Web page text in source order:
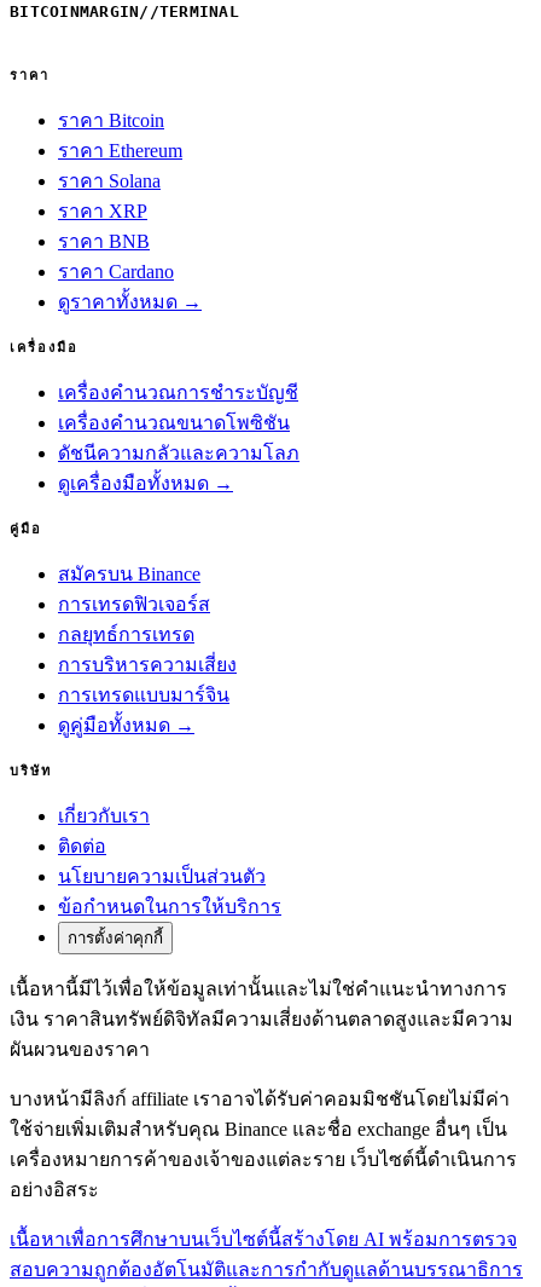
BITCOINMARGIN //TERMINAL
ราคา
ราคา Bitcoin
ราคา Ethereum
ราคา Solana
ราคา XRP
ราคา BNB
ราคา Cardano
ดูราคาทั้งหมด →
เครื่องมือ
เครื่องคำนวณการชำระบัญชี
เครื่องคำนวณขนาดโพซิชัน
ดัชนีความกลัวและความโลภ
ดูเครื่องมือทั้งหมด →
คู่มือ
สมัครบน Binance
การเทรดฟิวเจอร์ส
กลยุทธ์การเทรด
การบริหารความเสี่ยง
การเทรดแบบมาร์จิน
ดูคู่มือทั้งหมด →
บริษัท
เกี่ยวกับเรา
ติดต่อ
นโยบายความเป็นส่วนตัว
ข้อกำหนดในการให้บริการ
การตั้งค่าคุกกี้
เนื้อหานี้มีไว้เพื่อให้ข้อมูลเท่านั้นและไม่ใช่คำแนะนำทางการ
เงิน ราคาสินทรัพย์ดิจิทัลมีความเสี่ยงด้านตลาดสูงและมีความ
ผันผวนของราคา
บางหน้ามีลิงก์ affiliate เราอาจได้รับค่าคอมมิชชันโดยไม่มีค่า
ใช้จ่ายเพิ่มเติมสำหรับคุณ Binance และชื่อ exchange อื่นๆ เป็น
เครื่องหมายการค้าของเจ้าของแต่ละราย เว็บไซต์นี้ดำเนินการ
อย่างอิสระ
เนื้อหาเพื่อการศึกษาบนเว็บไซต์นี้สร้างโดย AI พร้อมการตรวจ
สอบความถูกต้องอัตโนมัติและการกำกับดูแลด้านบรรณาธิการ